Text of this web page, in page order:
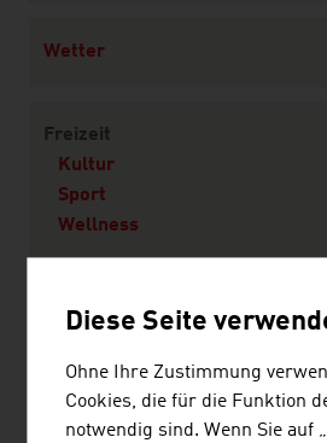
Wetter
Freizeit
Kultur
Sport
Wellness
Gut zu wissen
Transport und Verkehr
Einkaufen in Österreich
Feiertage
Diese Seite
Ohne Ihre Zustimmung
Cookies, die für die Funktion
notwendig sind. Wenn Sie auf